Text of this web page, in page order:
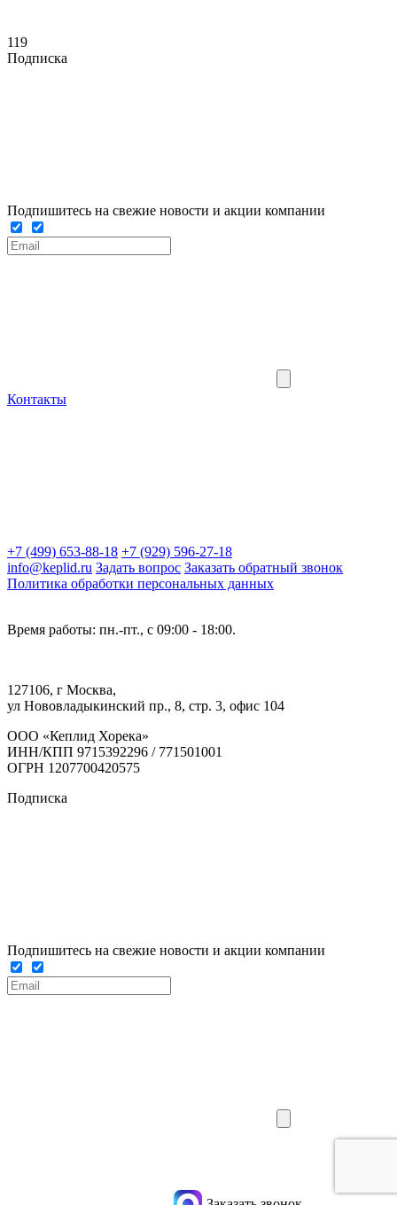
119
Подписка
Подпишитесь на свежие новости и акции компании
Контакты
+7 (499) 653-88-18 +7 (929) 596-27-18
info@keplid.ru Задать вопрос Заказать обратный звонок
Политика обработки персональных данных
Время работы: пн.-пт., с 09:00 - 18:00.
127106, г Москва,
ул Нововладыкинский пр., 8, стр. 3, офис 104
ООО «Кеплид Хорека»
ИНН/КПП 9715392296 / 771501001
ОГРН 1207700420575
Подписка
Подпишитесь на свежие новости и акции компании